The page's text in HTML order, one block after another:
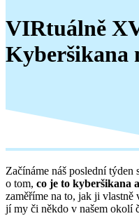
VIRtuálně
Kyberšikana
Začínáme náš poslední
o tom, co je to kyberšikana
zaměříme na to, jak ji
jí my či někdo v našem okolí